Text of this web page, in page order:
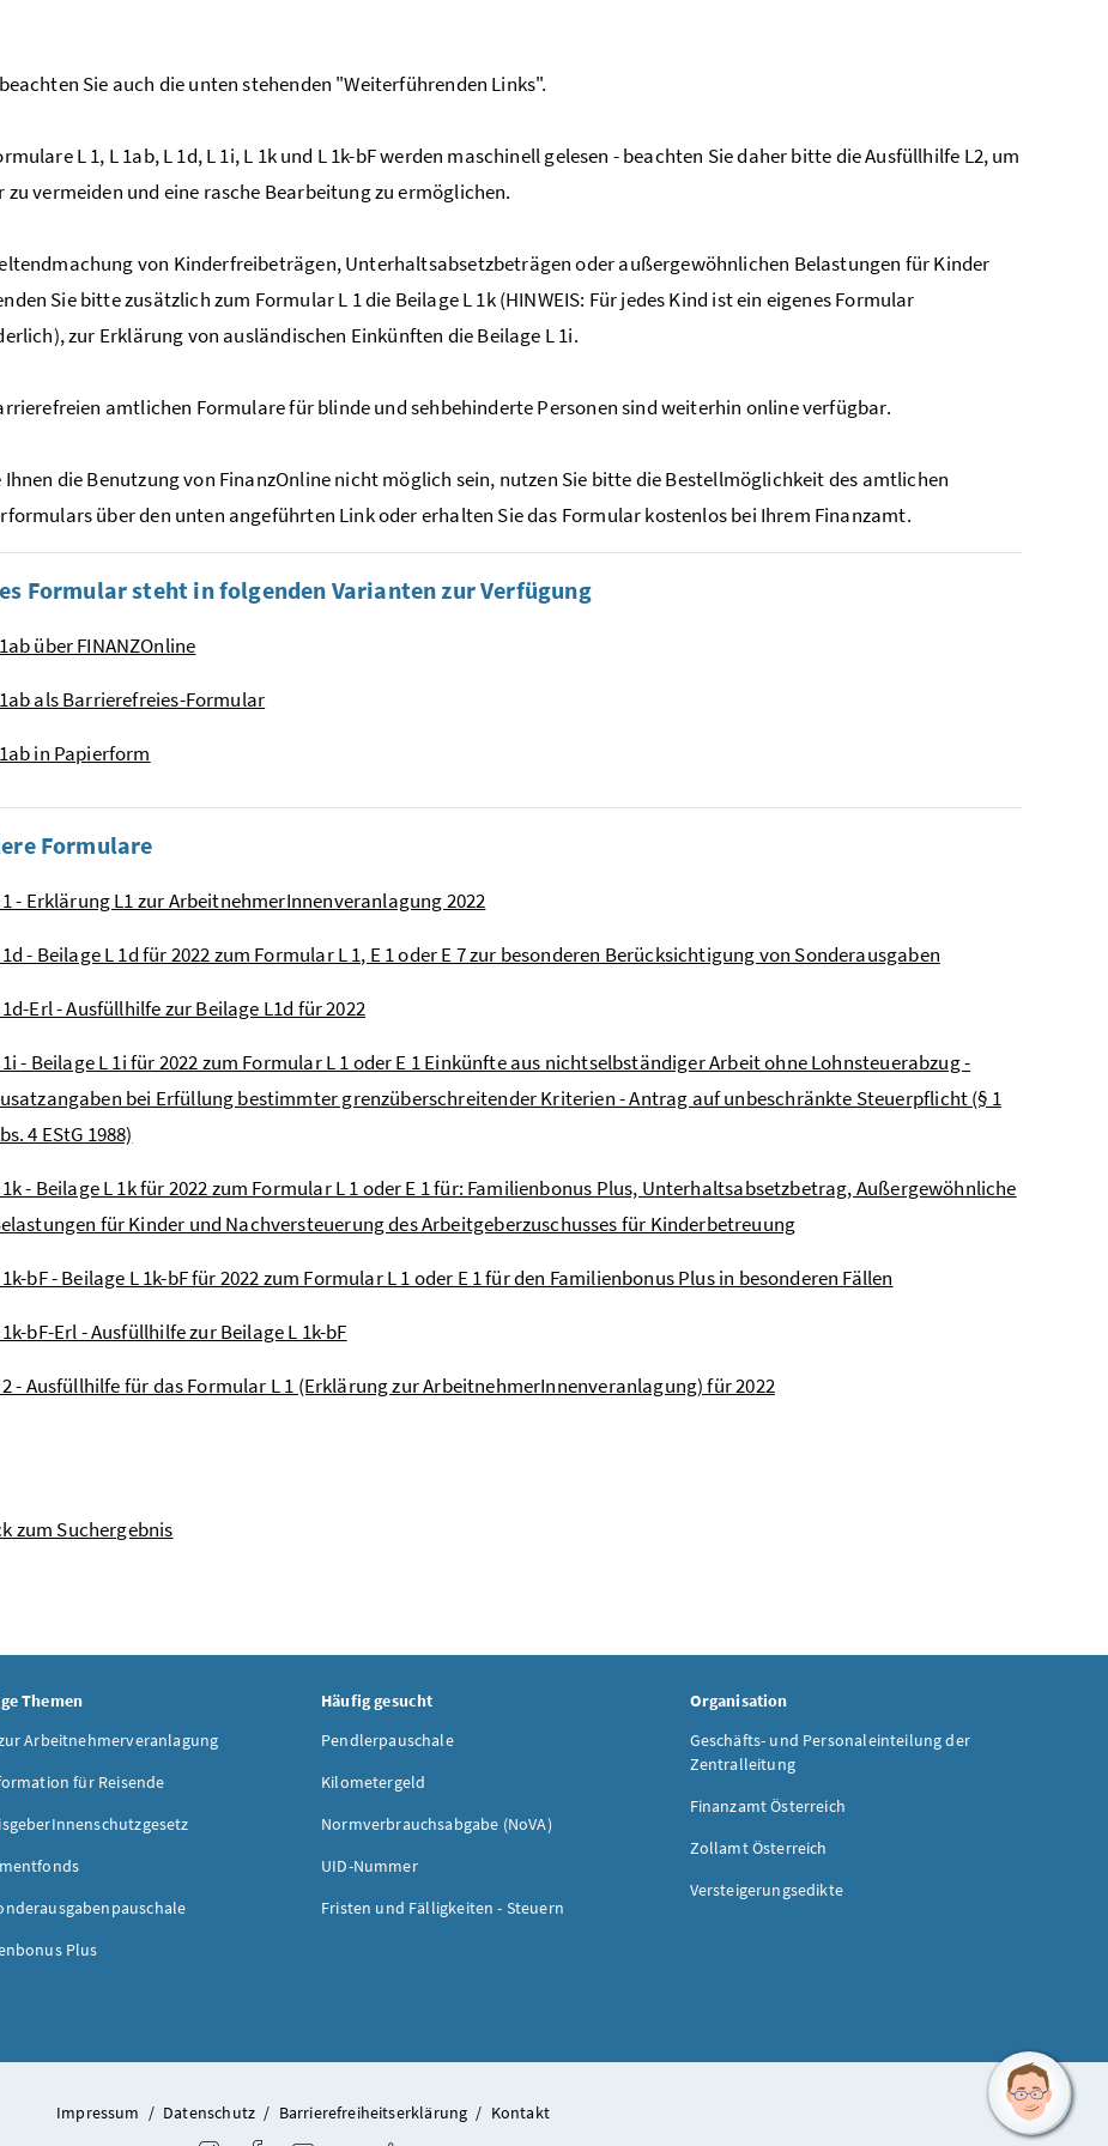
Sie auch die unten stehenden "Weiterführenden Links".
L 1, L 1ab, L 1d, L 1i, L 1k und L 1k-bF werden maschinell gelesen - beachten Sie daher bitte die Ausfüllhilfe L2, um
zu vermeiden und eine rasche Bearbeitung zu ermöglichen.
von Kinderfreibeträgen, Unterhaltsabsetzbeträgen oder außergewöhnlichen Belastungen für Kinder
Sie bitte zusätzlich zum Formular L 1 die Beilage L 1k (HINWEIS: Für jedes Kind ist ein eigenes Formular
zur Erklärung von ausländischen Einkünften die Beilage L 1i.
amtlichen Formulare für blinde und sehbehinderte Personen sind weiterhin online verfügbar.
Ihnen die Benutzung von FinanzOnline nicht möglich sein, nutzen Sie bitte die Bestellmöglichkeit des amtlichen
über den unten angeführten Link oder erhalten Sie das Formular kostenlos bei Ihrem Finanzamt.
Formular steht in folgenden Varianten zur Verfügung
über FINANZOnline
als Barrierefreies-Formular
in Papierform
Formulare
1 - Erklärung L1 zur ArbeitnehmerInnenveranlagung 2022
1d - Beilage L 1d für 2022 zum Formular L 1, E 1 oder E 7 zur besonderen Berücksichtigung von Sonderausgaben
1d-Erl - Ausfüllhilfe zur Beilage L1d für 2022
1i - Beilage L 1i für 2022 zum Formular L 1 oder E 1 Einkünfte aus nichtselbständiger Arbeit ohne Lohnsteuerabzug -
bei Erfüllung bestimmter grenzüberschreitender Kriterien - Antrag auf unbeschränkte Steuerpflicht (§ 1
4 EStG 1988)
1k - Beilage L 1k für 2022 zum Formular L 1 oder E 1 für: Familienbonus Plus, Unterhaltsabsetzbetrag, Außergewöhnliche
für Kinder und Nachversteuerung des Arbeitgeberzuschusses für Kinderbetreuung
1k-bF - Beilage L 1k-bF für 2022 zum Formular L 1 oder E 1 für den Familienbonus Plus in besonderen Fällen
1k-bF-Erl - Ausfüllhilfe zur Beilage L 1k-bF
2 - Ausfüllhilfe für das Formular L 1 (Erklärung zur ArbeitnehmerInnenveranlagung) für 2022
zum Suchergebnis
Themen
Arbeitnehmerveranlagung
für Reisende
Plus
Häufig gesucht
Pendlerpauschale
Kilometergeld
Normverbrauchsabgabe (NoVA)
UID-Nummer
Fristen und Fälligkeiten - Steuern
Organisation
Geschäfts- und Personaleinteilung der
Zentralleitung
Finanzamt Österreich
Zollamt Österreich
Versteigerungsedikte
Impressum / Datenschutz / Barrierefreiheitserklärung / Kontakt